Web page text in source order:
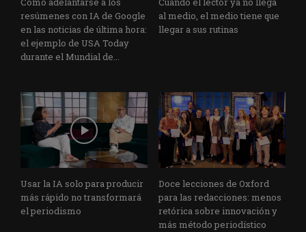
resúmenes con IA de Google
en las noticias de última hora:
el ejemplo de USA Today
durante el Mundial de...
al medio, el medio tiene que
llegar a sus rutinas
Usar la IA solo para producir
más rápido no transformará
el periodismo
Doce lecciones de Oxford
para las redacciones: menos
retórica sobre innovación y
más método periodístico